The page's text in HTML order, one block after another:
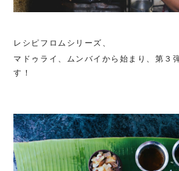
レシピフロムシリーズ、
マドゥライ、ムンバイから始まり、第３
す！